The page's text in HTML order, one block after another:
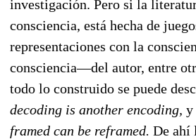
investigación. Pero si la
consciencia, está hecha de
representaciones con la
consciencia—del autor, entre
todo lo construido se puede
decoding is another encoding, y
framed can be reframed. De ahí